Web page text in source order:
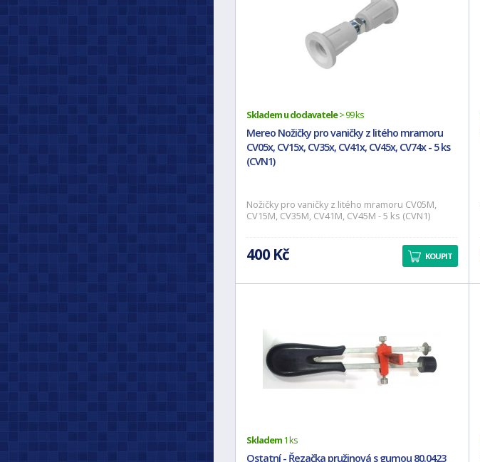
Skladem u dodavatele> 99 ks
Mereo Nožičky pro vaničky z litého mramoru
CV05x, CV15x, CV35x, CV41x, CV45x, CV74x - 5 ks
(CVN1)
Nožičky pro vaničky z litého mramoru CV05M,
CV15M, CV35M, CV41M, CV45M - 5 ks (CVN1)
400 Kč KOUPIT
Skladem1 ks
Ostatní - Řezačka pružinová s gumou 80.0423